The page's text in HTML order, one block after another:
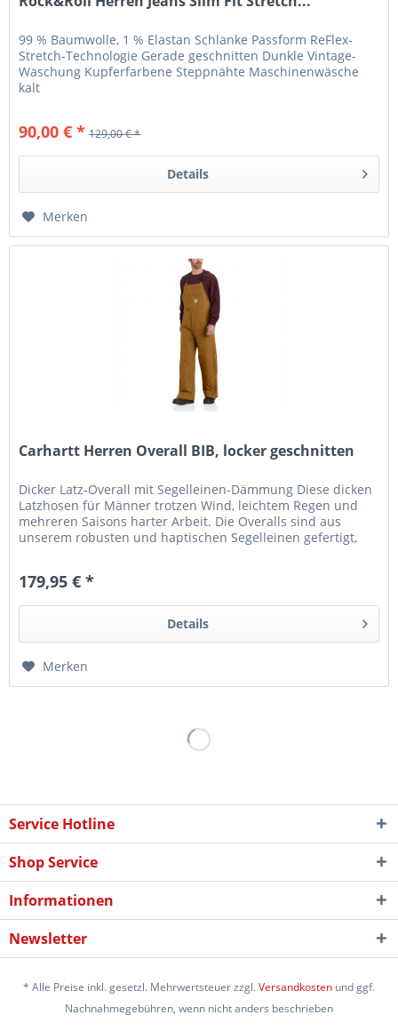
99 % Baumwolle, 1 % Elastan Schlanke Passform ReFlex-
Stretch-Technologie Gerade geschnitten Dunkle Vintage-
Waschung Kupferfarbene Steppnähte Maschinenwäsche
kalt
90,00 € * 129,00 € *
Details
Merken
Carhartt Herren Overall BIB, locker geschnitten
Dicker Latz-Overall mit Segelleinen-Dämmung Diese dicken
Latzhosen für Männer trotzen Wind, leichtem Regen und
mehreren Saisons harter Arbeit. Die Overalls sind aus
unserem robusten und haptischen Segelleinen gefertigt,
179,95 € *
Details
Merken
Service Hotline
Shop Service
Informationen
Newsletter
* Alle Preise inkl. gesetzl. Mehrwertsteuer zzgl.Versandkosten und ggf.
Nachnahmegebühren, wenn nicht anders beschrieben